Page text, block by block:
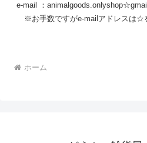
e-mail ：
※お手数ですがe-mailアドレスは☆
ホーム